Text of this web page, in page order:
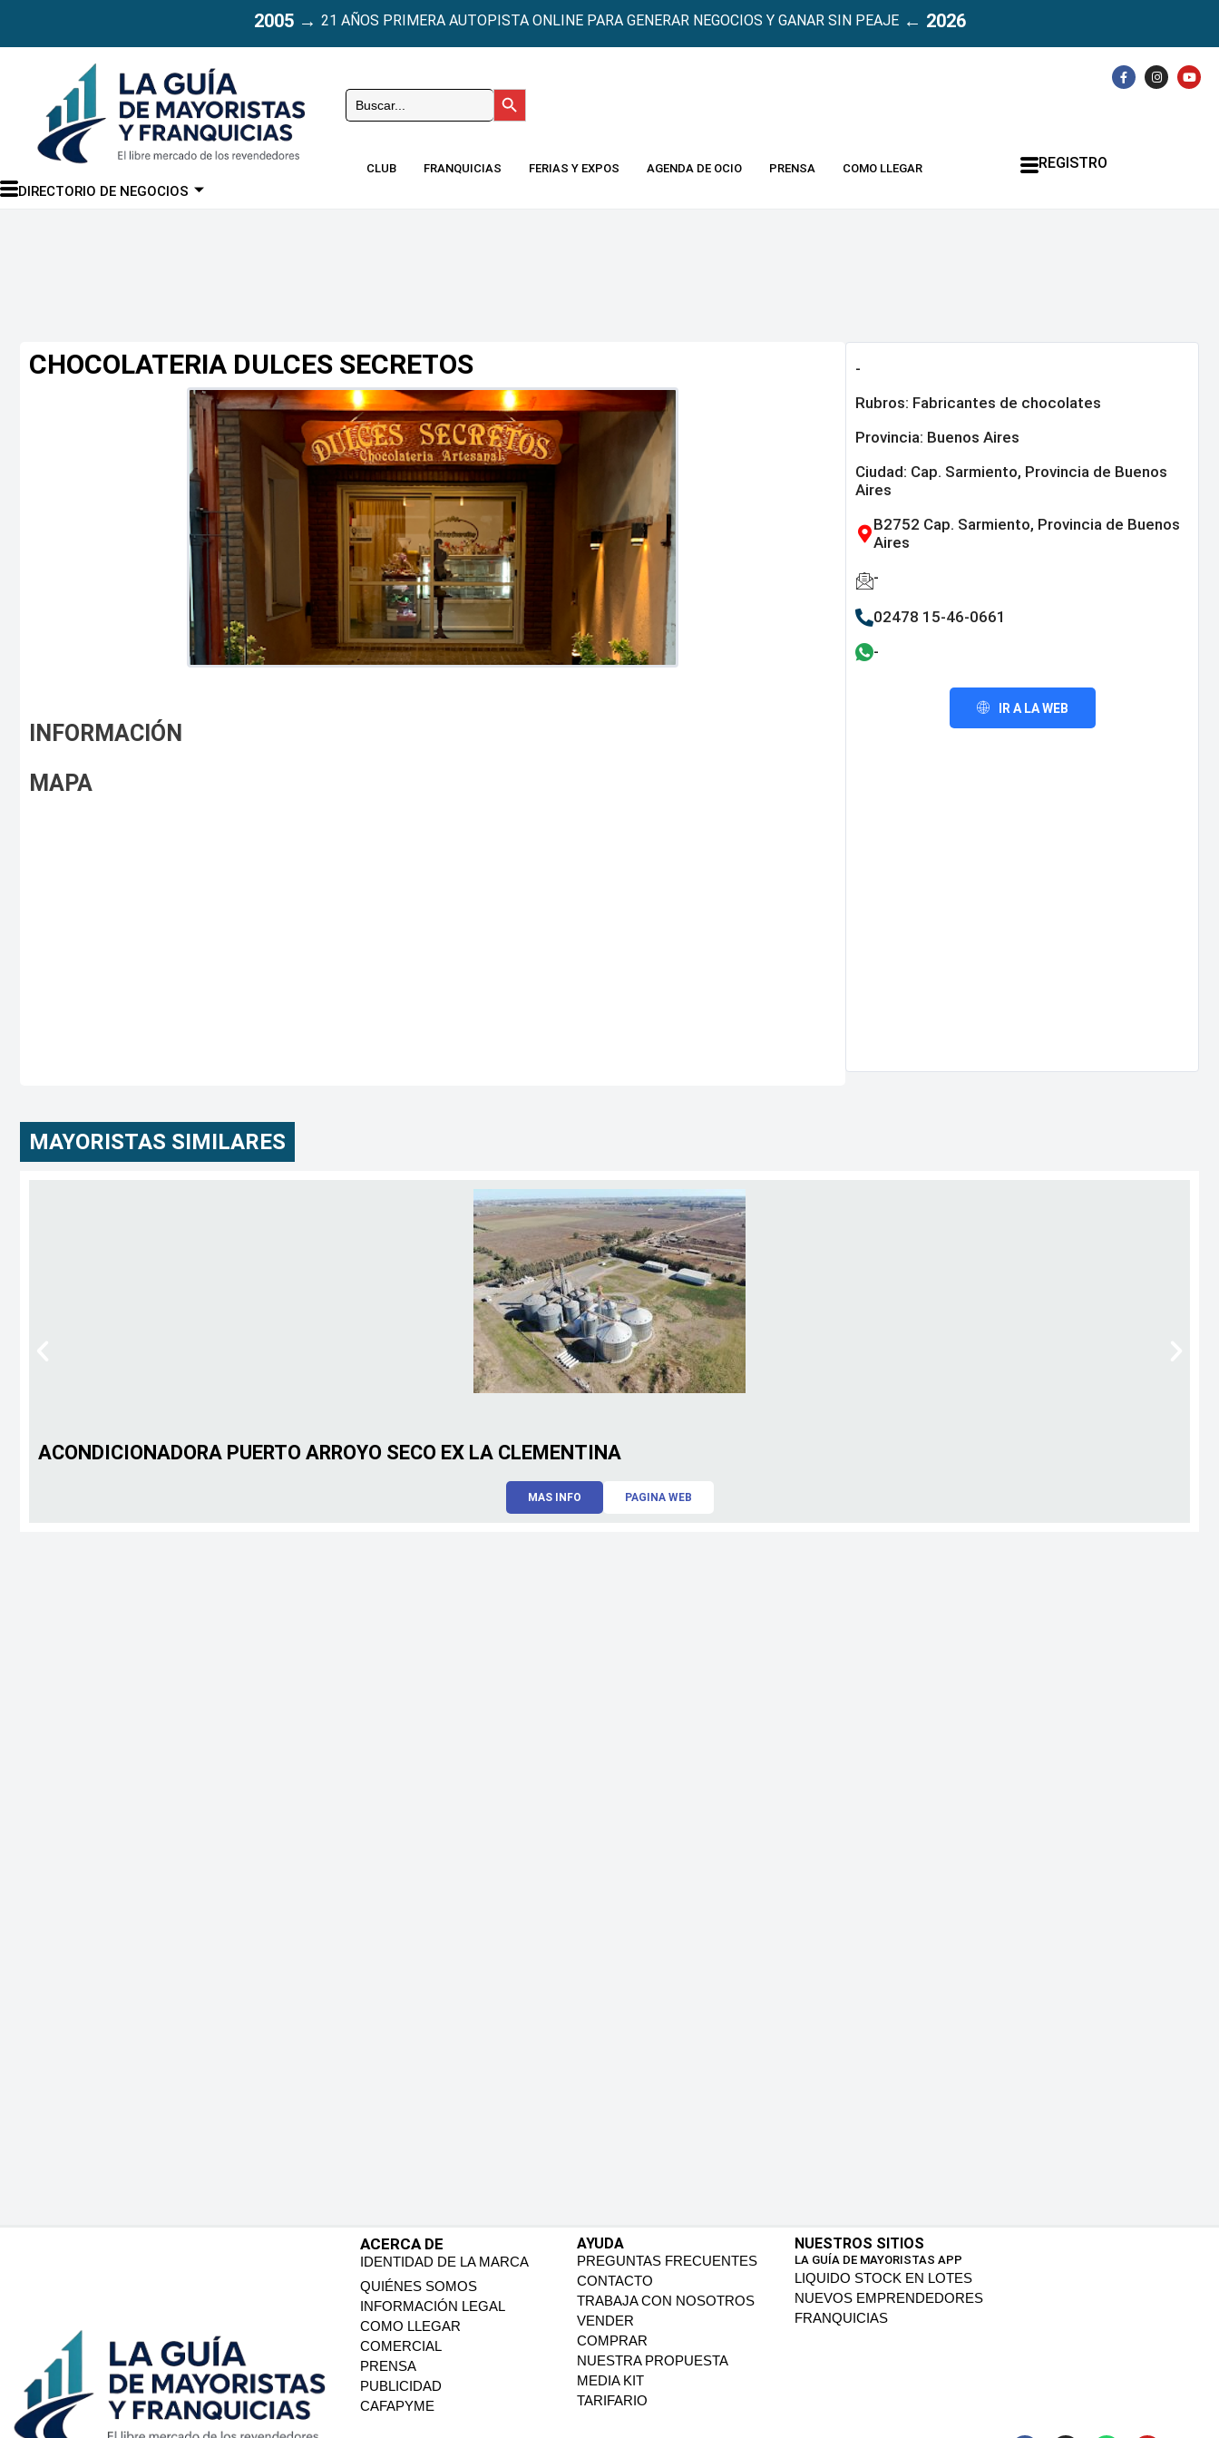
2005→ 21 AÑOS PRIMERA AUTOPISTA ONLINE PARA GENERAR NEGOCIOS Y GANAR SIN PEAJE← 2026
DIRECTORIO DE NEGOCIOS
Buscar: Botón de búsqueda
CLUB FRANQUICIAS FERIAS Y EXPOS AGENDA DE OCIO PRENSA COMO LLEGAR REGISTRO
CHOCOLATERIA DULCES SECRETOS
INFORMACIÓN
MAPA
-
Rubros: Fabricantes de chocolates
Provincia: Buenos Aires
Ciudad: Cap. Sarmiento, Provincia de Buenos
Aires
B2752 Cap. Sarmiento, Provincia de Buenos
Aires
-
02478 15-46-0661
-
IR A LA WEB
MAYORISTAS SIMILARES
ACONDICIONADORA PUERTO ARROYO SECO EX LA CLEMENTINA
MAS INFO PAGINA WEB
ACERCA DE
IDENTIDAD DE LA MARCA
QUIÉNES SOMOS
INFORMACIÓN LEGAL
COMO LLEGAR
COMERCIAL
PRENSA
PUBLICIDAD
CAFAPYME
AYUDA
PREGUNTAS FRECUENTES
CONTACTO
TRABAJA CON NOSOTROS
VENDER
COMPRAR
NUESTRA PROPUESTA
MEDIA KIT
TARIFARIO
NUESTROS SITIOS
LA GUÍA DE MAYORISTAS APP
LIQUIDO STOCK EN LOTES
NUEVOS EMPRENDEDORES
FRANQUICIAS